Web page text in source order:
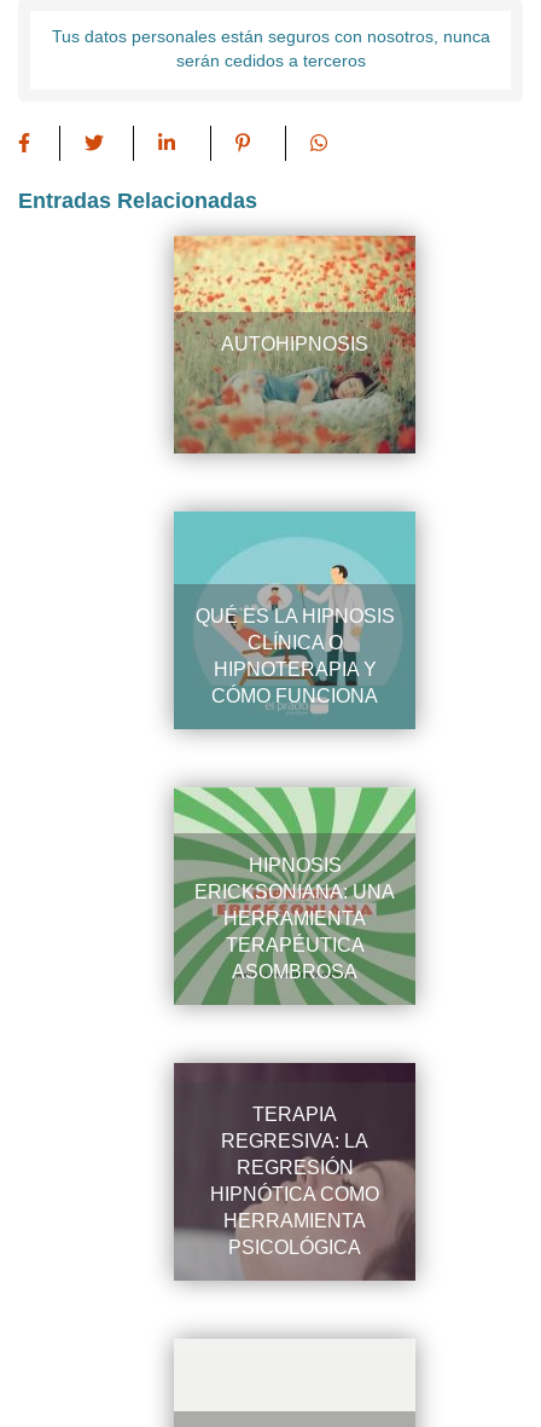
Tus datos personales están seguros con nosotros, nunca
serán cedidos a terceros
Entradas Relacionadas
AUTOHIPNOSIS
QUÉ ES LA HIPNOSIS
CLÍNICA O
HIPNOTERAPIA Y
CÓMO FUNCIONA
HIPNOSIS
ERICKSONIANA: UNA
HERRAMIENTA
TERAPÉUTICA
ASOMBROSA
TERAPIA
REGRESIVA: LA
REGRESIÓN
HIPNÓTICA COMO
HERRAMIENTA
PSICOLÓGICA